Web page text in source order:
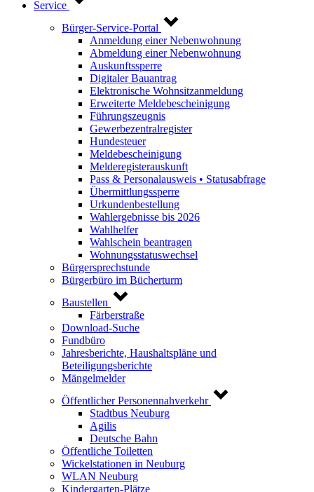
Service
Bürger-Service-Portal
Anmeldung einer Nebenwohnung
Abmeldung einer Nebenwohnung
Auskunftssperre
Digitaler Bauantrag
Elektronische Wohnsitzanmeldung
Erweiterte Meldebescheinigung
Führungszeugnis
Gewerbezentralregister
Hundesteuer
Meldebescheinigung
Melderegisterauskunft
Pass & Personalausweis • Statusabfrage
Übermittlungssperre
Urkundenbestellung
Wahlergebnisse bis 2026
Wahlhelfer
Wahlschein beantragen
Wohnungsstatuswechsel
Bürgersprechstunde
Bürgerbüro im Bücherturm
Baustellen
Färberstraße
Download-Suche
Fundbüro
Jahresberichte, Haushaltspläne und
Beteiligungsberichte
Mängelmelder
Öffentlicher Personennahverkehr
Stadtbus Neuburg
Agilis
Deutsche Bahn
Öffentliche Toiletten
Wickelstationen in Neuburg
WLAN Neuburg
Kindergarten-Plätze